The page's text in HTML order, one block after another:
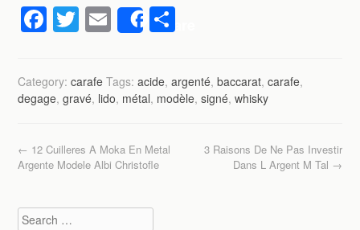
F
c
e
o
o
k
T
tt
er
E
m
ail
Share
ta
g
Category:carafe Tags:acide,argenté,baccarat,carafe,
degage,gravé, lido, métal, modèle,signé,whisky
Post navigation
← 12 Cuilleres A Moka En Metal
Argente Modele Albi Christofle
3 Raisons De Ne Pas Investir
Dans L Argent M Tal →
Search